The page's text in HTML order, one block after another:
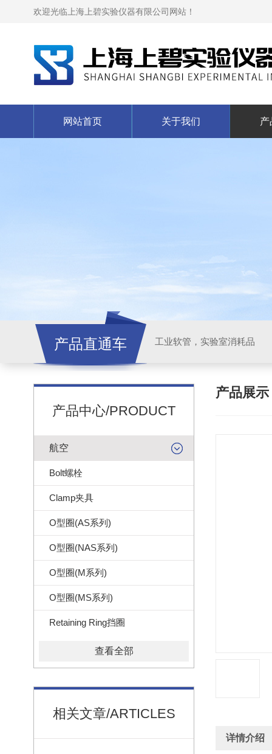
欢迎光临上海上碧实验仪器有限公司网站！
网站首页 关于我们 产
产品直通车 工业软管，实验室消耗品
产品中心/PRODUCT
航空
Bolt螺栓
Clamp夹具
O型圈(AS系列)
O型圈(NAS系列)
O型圈(M系列)
O型圈(MS系列)
Retaining Ring挡圈
查看全部
相关文章/ARTICLES
产品展示
详情介绍